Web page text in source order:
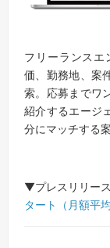
フリーランスエ
価、勤務地、案
索。応募までワ
紹介するエージ
分にマッチする
▼プレスリリー
タート（月額平